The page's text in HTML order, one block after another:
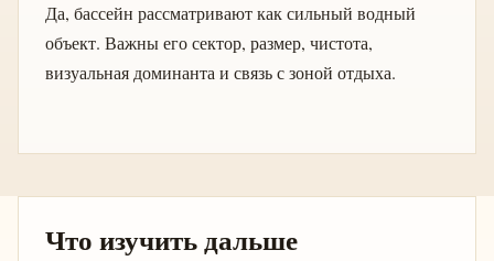
Да, бассейн рассматривают как сильный водный
объект. Важны его сектор, размер, чистота,
визуальная доминанта и связь с зоной отдыха.
Что изучить дальше